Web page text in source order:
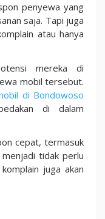
penyewa yang
saja. Tapi juga
atau hanya
mereka di
mobil tersebut.
di Bondowoso
di dalam
cepat, termasuk
tidak perlu
juga akan